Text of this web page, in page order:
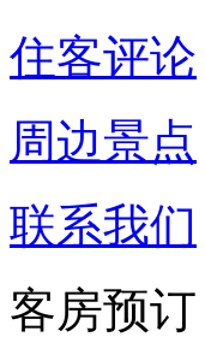
住客评论
周边景点
联系我们
客房预订